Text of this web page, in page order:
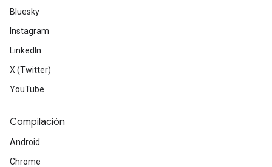
Bluesky
Instagram
LinkedIn
X (Twitter)
YouTube
Compilación
Android
Chrome